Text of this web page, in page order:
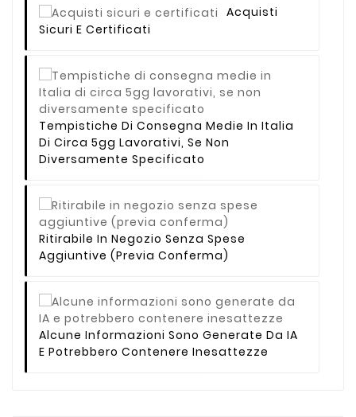
Acquisti
Sicuri E Certificati
Tempistiche Di Consegna Medie In Italia
Di Circa 5gg Lavorativi, Se Non
Diversamente Specificato
Ritirabile In Negozio Senza Spese
Aggiuntive (previa Conferma)
Alcune Informazioni Sono Generate Da IA
E Potrebbero Contenere Inesattezze